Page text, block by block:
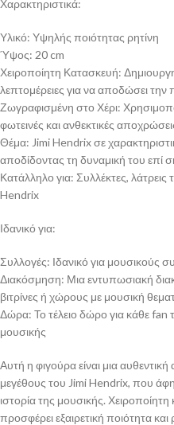
Χαρακτηριστικά:
Υλικό: Υψηλής ποιότητας ρητίνη
Ύψος: 20 cm
Χειροποίητη Κατασκευή:
λεπτομέρειες για να αποδώσει
Ζωγραφισμένη στο Χέρι:
φωτεινές και ανθεκτικές
Θέμα: Jimi Hendrix σε
αποδίδοντας τη δυναμική του επί
Κατάλληλο για: Συλλέκτες,
Hendrix
Ιδανικό για:
Συλλογές: Ιδανικό για μουσικούς
Διακόσμηση: Μια εντυπωσιακή
βιτρίνες ή χώρους με μουσική
Δώρα: Το τέλειο δώρο για κάθε fan
μουσικής
Αυτή η φιγούρα είναι μια
μεγέθους του Jimi Hendrix, που
ιστορία της μουσικής.
προσφέρει εξαιρετική ποιότητα